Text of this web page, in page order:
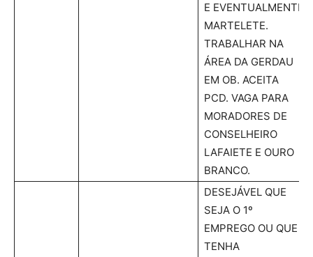
E EVENTUALMENTE
MARTELETE.
TRABALHAR NA
ÁREA DA GERDAU
EM OB. ACEITA
PCD. VAGA PARA
MORADORES DE
CONSELHEIRO
LAFAIETE E OURO
BRANCO.
DESEJÁVEL QUE
SEJA O 1º
EMPREGO OU QUE
TENHA